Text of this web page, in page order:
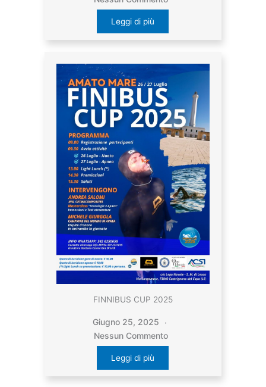
Leggi di più
FINNIBUS CUP 2025
Giugno 25, 2025
Nessun Commento
Leggi di più